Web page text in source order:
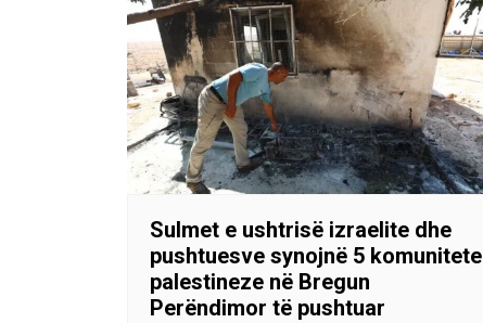
Sulmet e ushtrisë izraelite dhe
pushtuesve synojnë 5 komunitete
palestineze në Bregun
Perëndimor të pushtuar